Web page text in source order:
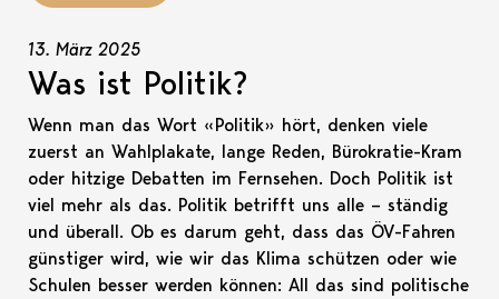
13. März 2025
Was ist Politik?
Wenn man das Wort «Politik» hört, denken viele
zuerst an Wahlplakate, lange Reden, Bürokratie-Kram
oder hitzige Debatten im Fernsehen. Doch Politik ist
viel mehr als das. Politik betrifft uns alle – ständig
und überall. Ob es darum geht, dass das ÖV-Fahren
günstiger wird, wie wir das Klima schützen oder wie
Schulen besser werden können: All das sind politische